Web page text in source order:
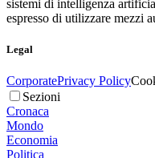
sistemi di intelligenza
espresso di utilizzare mezzi
Legal
CorporatePrivacy Policy
Sezioni
Cronaca
Mondo
Economia
Politica